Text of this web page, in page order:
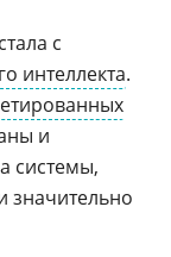
с
интеллекта.
и
системы,
значительно